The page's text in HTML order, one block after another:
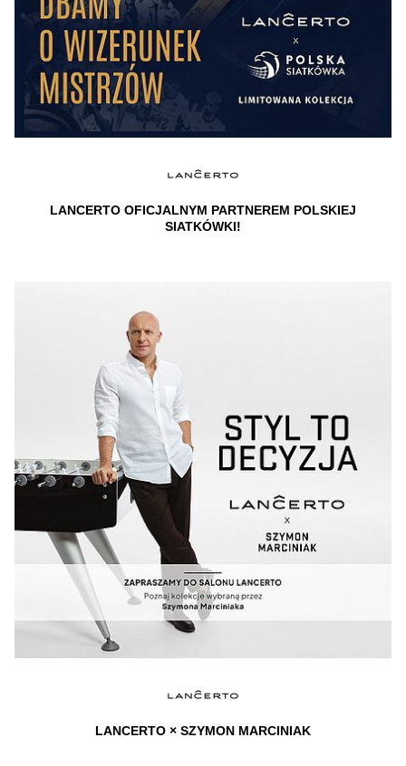
LANCERTO OFICJALNYM PARTNEREM POLSKIEJ
SIATKÓWKI!
LANCERTO × SZYMON MARCINIAK